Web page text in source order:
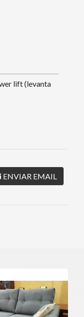
lift (levanta
ENVIAR EMAIL